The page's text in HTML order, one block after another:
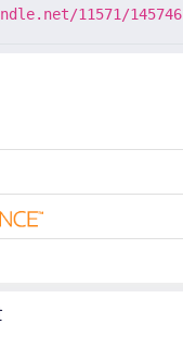
11571/145746